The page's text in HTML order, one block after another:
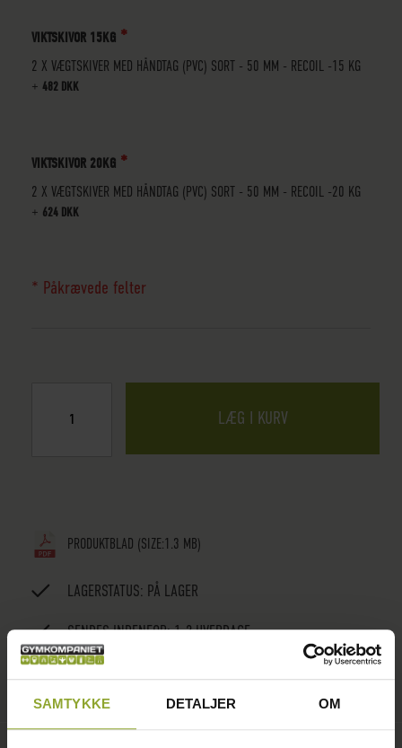
SAMTYKKE DETALJER OM
VIKTSKIVOR 15KG
2 X VÆGTSKIVER MED HÅNDTAG (PVC) SORT - 50 MM - RECOIL -15 KG
+ 482 DKK
VIKTSKIVOR 20KG
2 X VÆGTSKIVER MED HÅNDTAG (PVC) SORT - 50 MM - RECOIL -20 KG
+ 624 DKK
* Påkrævede felter
LÆG I KURV
PRODUKTBLAD (SIZE:1.3 MB)
LAGERSTATUS: PÅ LAGER
SENDES INDENFOR: 1-2 HVERDAGE